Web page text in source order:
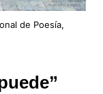
de Poesía,